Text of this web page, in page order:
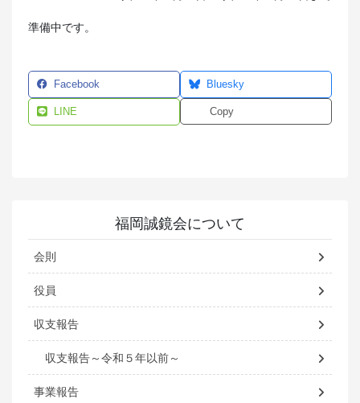
準備中です。
Facebook Bluesky
LINE Copy
福岡誠鏡会について
会則
役員
収支報告
収支報告～令和５年以前～
事業報告